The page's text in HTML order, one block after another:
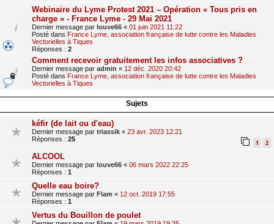
Webinaire du Lyme Protest 2021 – Opération « Tous pris en
charge » - France Lyme - 29 Mai 2021
Dernier message par louve66 « 01 juin 2021 11:22
Posté dans France Lyme, association française de lutte contre les Maladies
Vectorielles à Tiques
Réponses : 2
Comment recevoir gratuitement les infos associatives ?
Dernier message par admin « 12 déc. 2020 20:42
Posté dans France Lyme, association française de lutte contre les Maladies
Vectorielles à Tiques
Sujets
kéfir (de lait ou d'eau)
Dernier message par triassik « 23 avr. 2023 12:21
Réponses : 25 1 2
ALCOOL
Dernier message par louve66 « 06 mars 2022 22:25
Réponses : 1
Quelle eau boire?
Dernier message par Flam « 12 oct. 2019 17:55
Réponses : 1
Vertus du Bouillon de poulet